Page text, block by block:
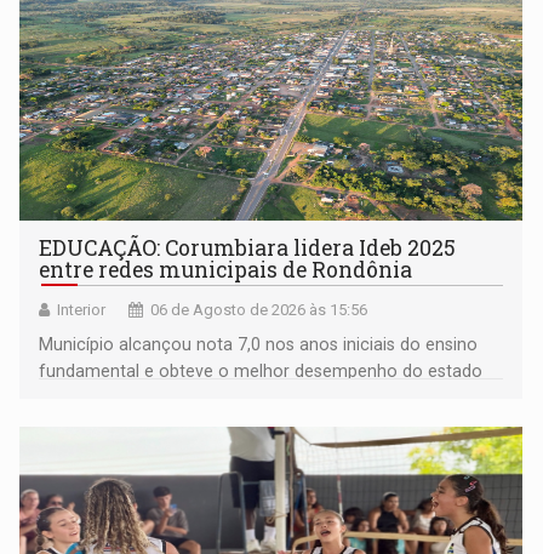
EDUCAÇÃO: Corumbiara lidera Ideb 2025
entre redes municipais de Rondônia
Interior 06 de Agosto de 2026 às 15:56
Município alcançou nota 7,0 nos anos iniciais do ensino
fundamental e obteve o melhor desempenho do estado